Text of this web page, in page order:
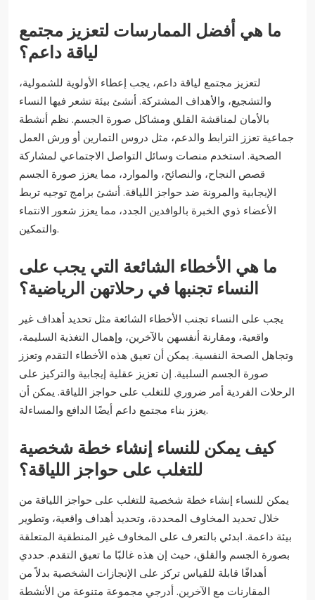
ما هي أفضل الممارسات لتعزيز مجتمع
لياقة داعم؟
لتعزيز مجتمع لياقة داعم، يجب إعطاء الأولوية للشمولية،
والتشجيع، والأهداف المشتركة. أنشئ بيئة تشعر فيها النساء
بالأمان لمناقشة القلق ومشاكل صورة الجسم. نظم أنشطة
جماعية تعزز الترابط والدعم، مثل دروس التمارين أو ورش العمل
الصحية. استخدم منصات وسائل التواصل الاجتماعي لمشاركة
قصص النجاح، والنصائح، والموارد، مما يعزز صورة الجسم
الإيجابية والمرونة ضد حواجز اللياقة. أنشئ برامج توجيه تربط
الأعضاء ذوي الخبرة بالوافدين الجدد، مما يعزز شعور الانتماء
والتمكين.
ما هي الأخطاء الشائعة التي يجب على
النساء تجنبها في رحلاتهن الرياضية؟
يجب على النساء تجنب الأخطاء الشائعة مثل تحديد أهداف غير
واقعية، ومقارنة أنفسهن بالآخرين، وإهمال التغذية السليمة،
وتجاهل الصحة النفسية. يمكن أن تعيق هذه الأخطاء التقدم وتعزز
صورة الجسم السلبية. إن تعزيز عقلية إيجابية والتركيز على
الرحلات الفردية أمر ضروري للتغلب على حواجز اللياقة. يمكن أن
يعزز بناء مجتمع داعم أيضًا الدافع والمساءلة.
كيف يمكن للنساء إنشاء خطة شخصية
للتغلب على حواجز اللياقة؟
يمكن للنساء إنشاء خطة شخصية للتغلب على حواجز اللياقة من
خلال تحديد المخاوف المحددة، وتحديد أهداف واقعية، وتطوير
بيئة داعمة. ابدئي بالتعرف على المخاوف غير المنطقية المتعلقة
بصورة الجسم والقلق، حيث إن هذه غالبًا ما تعيق التقدم. حددي
أهدافًا قابلة للقياس تركز على الإنجازات الشخصية بدلاً من
المقارنات مع الآخرين. أدرجي مجموعة متنوعة من الأنشطة